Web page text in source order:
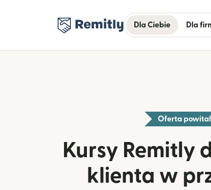
Dla Ciebie Dla
Oferta
Kursy Remitly
klienta w